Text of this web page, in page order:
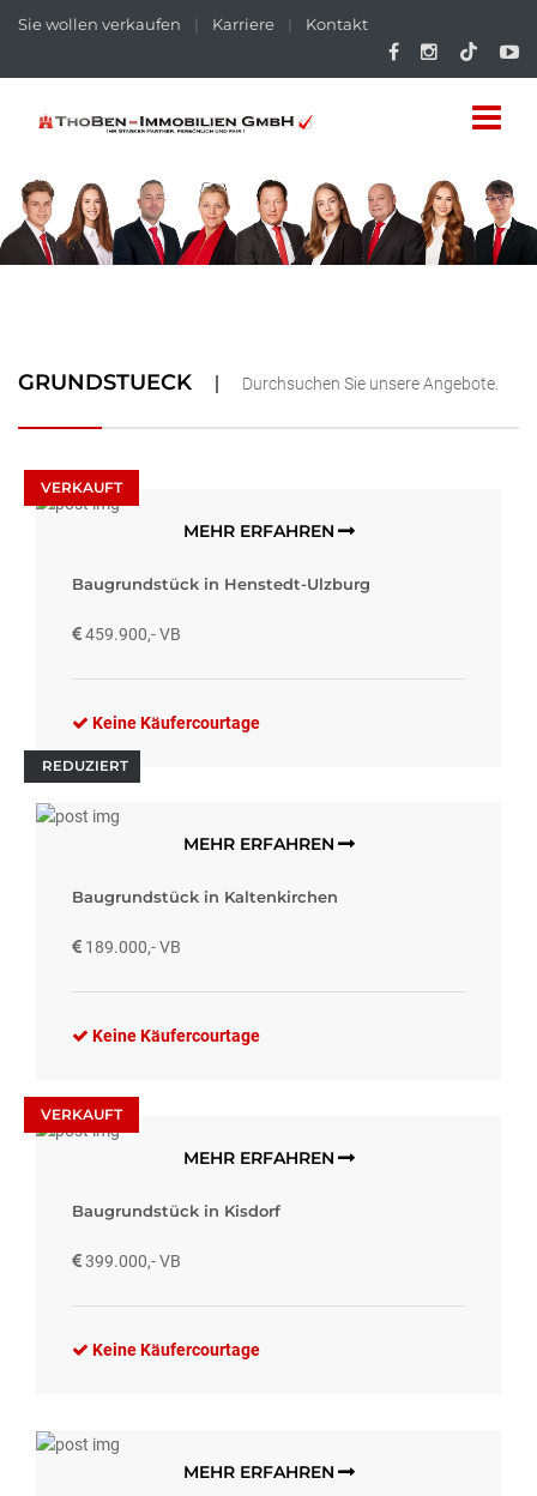
Sie wollen verkaufen | Karriere | Kontakt
GRUNDSTUECK Durchsuchen Sie unsere Angebote.
VERKAUFT
MEHR ERFAHREN
Baugrundstück in Henstedt-Ulzburg
459.900,- VB
Keine Käufercourtage
REDUZIERT
MEHR ERFAHREN
Baugrundstück in Kaltenkirchen
189.000,- VB
Keine Käufercourtage
VERKAUFT
MEHR ERFAHREN
Baugrundstück in Kisdorf
399.000,- VB
Keine Käufercourtage
MEHR ERFAHREN